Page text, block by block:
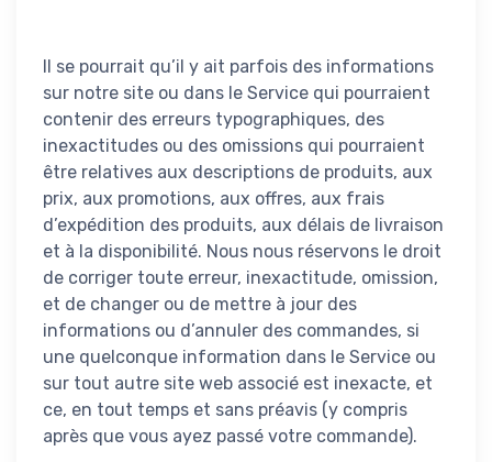
Il se pourrait qu’il y ait parfois des informations
sur notre site ou dans le Service qui pourraient
contenir des erreurs typographiques, des
inexactitudes ou des omissions qui pourraient
être relatives aux descriptions de produits, aux
prix, aux promotions, aux offres, aux frais
d’expédition des produits, aux délais de livraison
et à la disponibilité. Nous nous réservons le droit
de corriger toute erreur, inexactitude, omission,
et de changer ou de mettre à jour des
informations ou d’annuler des commandes, si
une quelconque information dans le Service ou
sur tout autre site web associé est inexacte, et
ce, en tout temps et sans préavis (y compris
après que vous ayez passé votre commande).